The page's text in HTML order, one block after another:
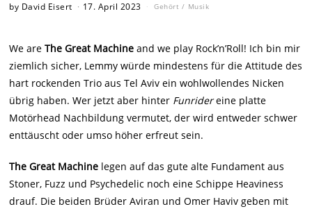
by David Eisert 17. April 2023 Gehört / Musik
We areThe Great Machine and we play Rock’n’Roll! Ich bin mir
ziemlich sicher, Lemmy würde mindestens für die Attitude des
hart rockenden Trio aus Tel Aviv ein wohlwollendes Nicken
übrig haben. Wer jetzt aber hinter Funridereine platte
Motörhead Nachbildung vermutet, der wird entweder schwer
enttäuscht oder umso höher erfreut sein.
The Great Machine legen auf das gute alte Fundament aus
Stoner, Fuzz und Psychedelic noch eine Schippe Heaviness
drauf. Die beiden Brüder Aviran und Omer Haviv geben mit